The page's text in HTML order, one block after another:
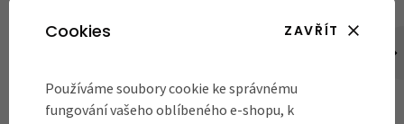
899 Kč 999 Kč
Cookies ZAVŘÍT
Používáme soubory cookie ke správnému
fungování vašeho oblíbeného e-shopu, k